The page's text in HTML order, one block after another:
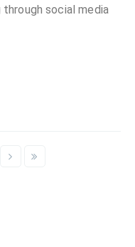
through social media